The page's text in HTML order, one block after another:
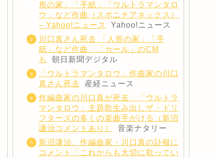
形の家」「手紙」「ウルトラマンタロ
ウ」など作曲（スポニチアネックス）
– Yahoo!ニュース
Yahoo!ニュース
川口真さん死去 「人形の家」「手
紙」など作曲、「カール」のCM
も
朝日新聞デジタル
「ウルトラマンタロウ」作曲家の川口
真さん死去
産経ニュース
作編曲家の川口真が死去、「ウルトラ
マンタロウ」主題歌生み出しザ・ドリ
フターズの多くの楽曲手がける（新沼
謙治コメントあり）
音楽ナタリー
新沼謙治、作編曲家・川口真の訃報に
コメント「これからも大切に歌ってい